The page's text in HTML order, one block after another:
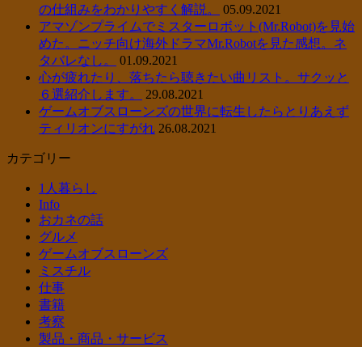
の仕組みをわかりやすく解説。
05.09.2021
アマゾンプライムでミスターロボット(Mr.Robot)を見始
めた。ニッチ向け海外ドラマMr.Robotを見た感想。ネ
タバレなし。
01.09.2021
心が疲れたり、落ちたら聴きたい曲リスト。サクッと
６選紹介します。
29.08.2021
ゲームオブスローンズの世界に転生したらとりあえず
ティリオンにすがれ 26.08.2021
カテゴリー
1人暮らし
Info
おカネの話
グルメ
ゲームオブスローンズ
ミスチル
仕事
書籍
考察
製品・商品・サービス